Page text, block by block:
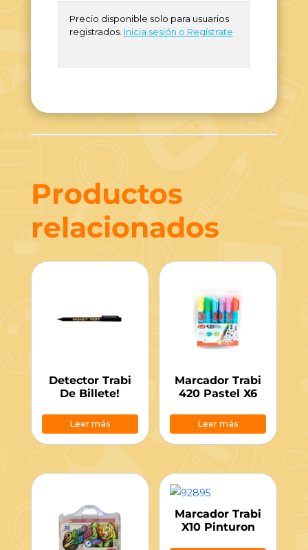
Precio disponible solo para usuarios
registrados. Inicia sesión o Regístrate
Productos
relacionados
Detector Trabi
De Billete!
Leer más
Marcador Trabi
420 Pastel X6
Leer más
Marcador Trabi
X10 Pinturon